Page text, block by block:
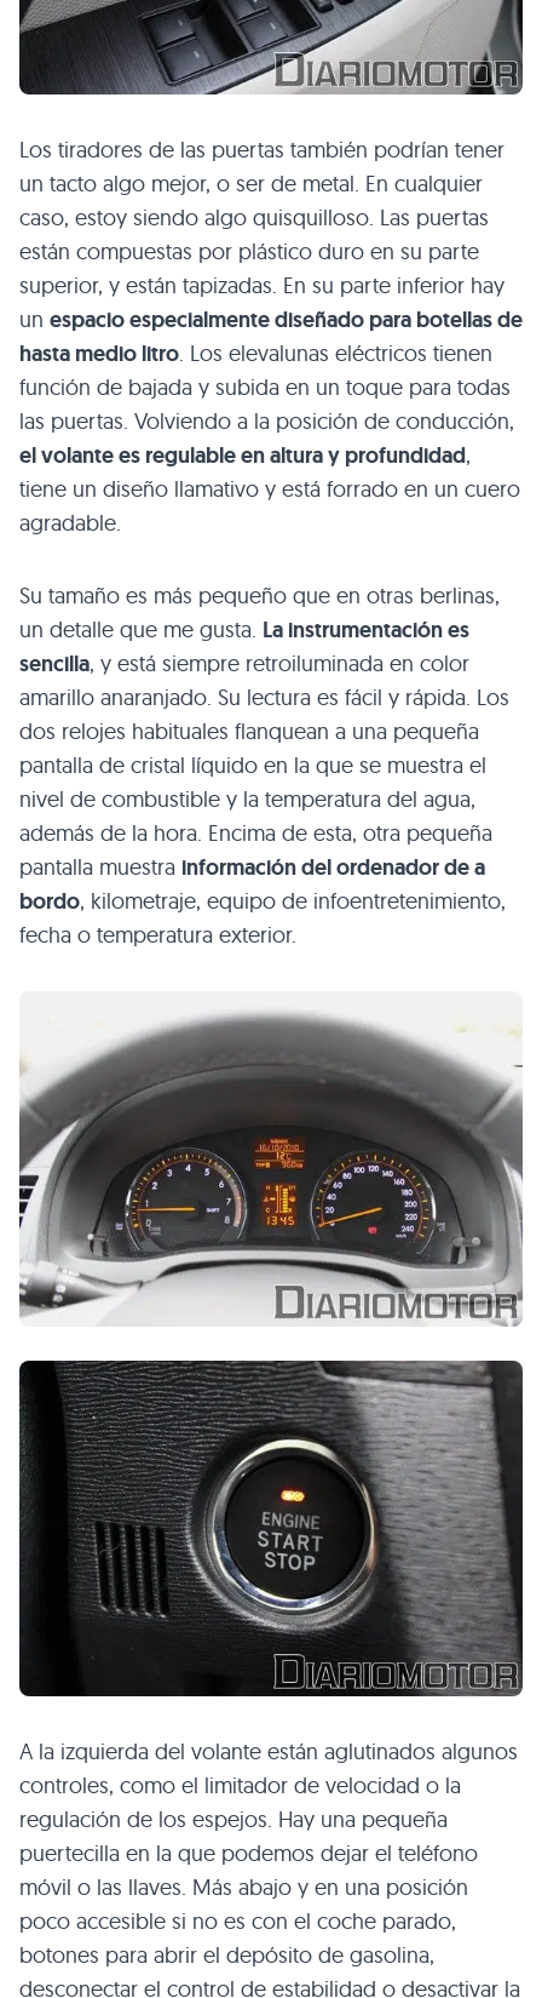
Los tiradores de las puertas también podrían tener
un tacto algo mejor, o ser de metal. En cualquier
caso, estoy siendo algo quisquilloso. Las puertas
están compuestas por plástico duro en su parte
superior, y están tapizadas. En su parte inferior hay
un espacio especialmente diseñado para botellas de
hasta medio litro. Los elevalunas eléctricos tienen
función de bajada y subida en un toque para todas
las puertas. Volviendo a la posición de conducción,
el volante es regulable en altura y profundidad,
tiene un diseño llamativo y está forrado en un cuero
agradable.
Su tamaño es más pequeño que en otras berlinas,
un detalle que me gusta. La instrumentación es
sencilla, y está siempre retroiluminada en color
amarillo anaranjado. Su lectura es fácil y rápida. Los
dos relojes habituales flanquean a una pequeña
pantalla de cristal líquido en la que se muestra el
nivel de combustible y la temperatura del agua,
además de la hora. Encima de esta, otra pequeña
pantalla muestra información del ordenador de a
bordo, kilometraje, equipo de infoentretenimiento,
fecha o temperatura exterior.
A la izquierda del volante están aglutinados algunos
controles, como el limitador de velocidad o la
regulación de los espejos. Hay una pequeña
puertecilla en la que podemos dejar el teléfono
móvil o las llaves. Más abajo y en una posición
poco accesible si no es con el coche parado,
botones para abrir el depósito de gasolina,
desconectar el control de estabilidad o desactivar la